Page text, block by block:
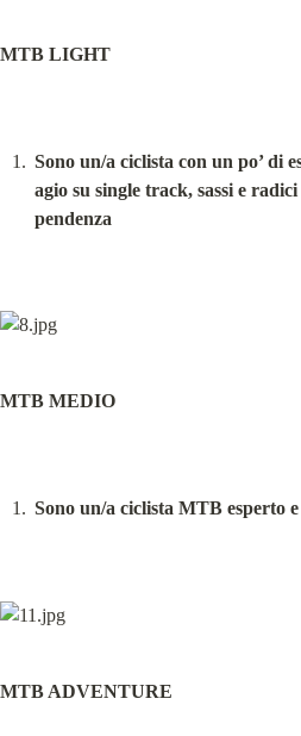
MTB LIGHT
Sono un/a ciclista con un po’ di
agio su single track, sassi e
pendenza
MTB MEDIO
Sono un/a ciclista MTB esperto
MTB ADVENTURE